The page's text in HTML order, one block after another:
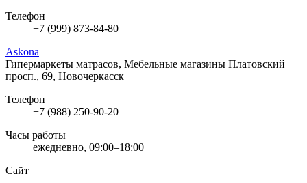
Телефон
+7 (999) 873-84-80
Askona
Гипермаркеты матрасов, Мебельные магазины Платовский
просп., 69, Новочеркасск
Телефон
+7 (988) 250-90-20
Часы работы
ежедневно, 09:00–18:00
Сайт